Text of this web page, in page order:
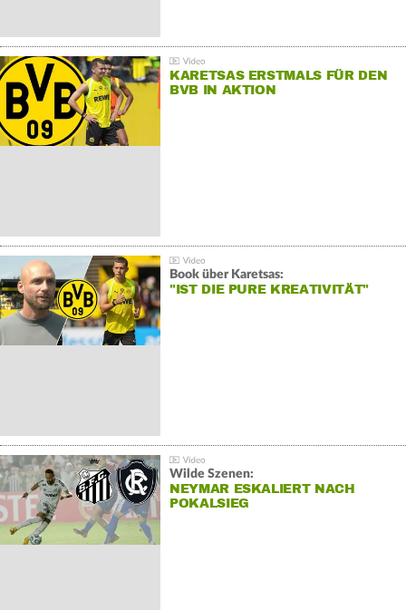
KARETSAS ERSTMALS FÜR DEN
BVB IN AKTION
Book über Karetsas:
"IST DIE PURE KREATIVITÄT"
Wilde Szenen:
NEYMAR ESKALIERT NACH
POKALSIEG